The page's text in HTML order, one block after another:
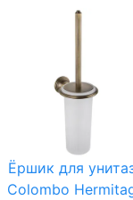
Ёршик для
Colombo